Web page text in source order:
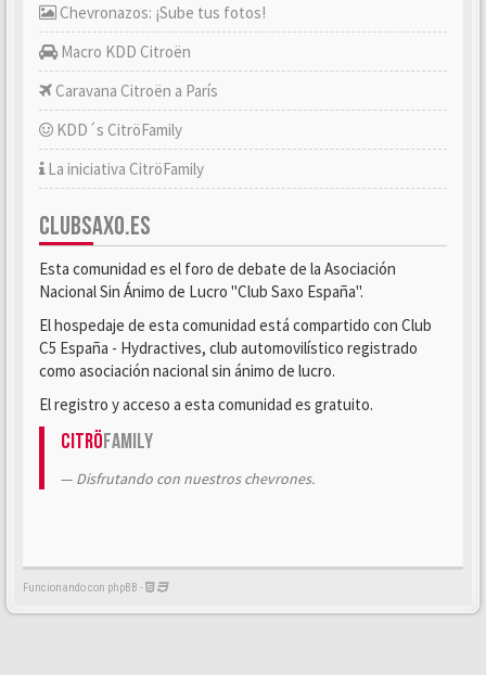
Chevronazos: ¡Sube tus fotos!
Macro KDD Citroën
Caravana Citroën a París
KDD´s CitröFamily
La iniciativa CitröFamily
CLUBSAXO.ES
Esta comunidad es el foro de debate de la Asociación
Nacional Sin Ánimo de Lucro "Club Saxo España".
El hospedaje de esta comunidad está compartido con Club
C5 España - Hydractives, club automovilístico registrado
como asociación nacional sin ánimo de lucro.
El registro y acceso a esta comunidad es gratuito.
CitröFamily
Disfrutando con nuestros chevrones.
Funcionando con phpBB -